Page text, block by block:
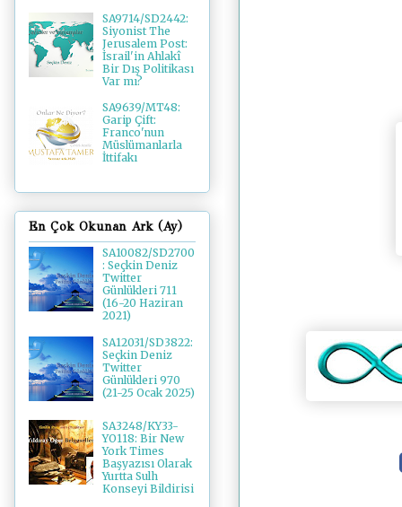
SA9714/SD2442:
Siyonist The
Jerusalem Post:
İsrail'in Ahlakî
Bir Dış Politikası
Var mı?
SA9639/MT48:
Garip Çift:
Franco'nun
Müslümanlarla
İttifakı
En Çok Okunan Ark (Ay)
SA10082/SD2700
: Seçkin Deniz
Twitter
Günlükleri 711
(16-20 Haziran
2021)
SA12031/SD3822:
Seçkin Deniz
Twitter
Günlükleri 970
(21-25 Ocak 2025)
SA3248/KY33-
YO118: Bir New
York Times
Başyazısı Olarak
Yurtta Sulh
Konseyi Bildirisi